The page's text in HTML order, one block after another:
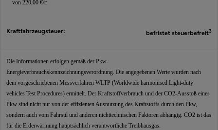
von 220,00 €/t:
Kraftfahrzeugsteuer: befristet steuerbefreit3
Die Informationen erfolgen gemäß der Pkw-
Energieverbrauchskennzeichnungsverordnung. Die angegebenen Werte wurden nach
dem vorgeschriebenen Messverfahren WLTP (Worldwide harmonised Light-duty
vehicles Test Procedures) ermittelt. Der Kraftstoffverbrauch und der CO2-Ausstoß eines
Pkw sind nicht nur von der effizienten Ausnutzung des Kraftstoffs durch den Pkw,
sondern auch vom Fahrstil und anderen nichttechnischen Faktoren abhängig. CO2 ist das
für die Erderwärmung hauptsächlich verantwortliche Treibhausgas.